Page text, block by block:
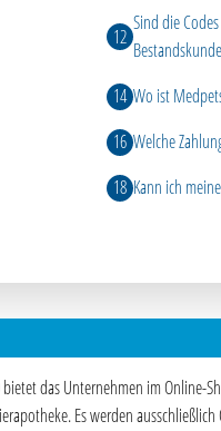
Sind die
Wo ist
Welche
Kann ich
das Unternehmen im Online-
Es werden